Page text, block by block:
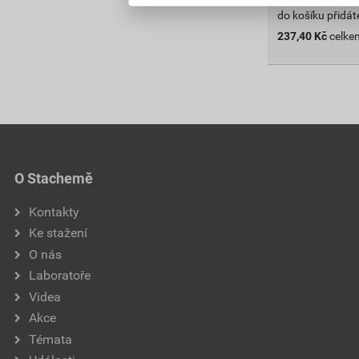
do košíku
237,40 Kč
O Stachemě
Kontakty
Ke stažení
O nás
Laboratoře
Videa
Akce
Témata